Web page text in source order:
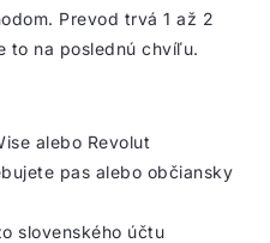
Prevod trvá 1 až 2
to na poslednú chvíľu.
alebo Revolut
pas alebo občiansky
slovenského účtu